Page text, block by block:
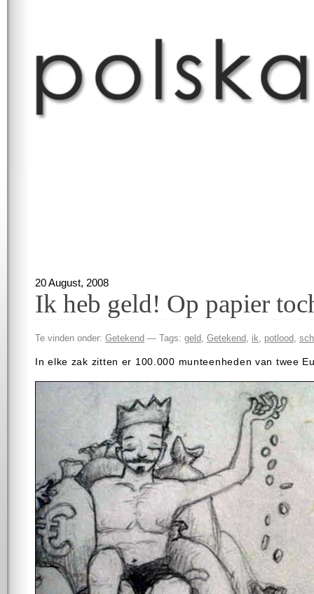
20 August, 2008
Ik heb geld! Op papier
Te vinden onder: Getekend — Tags: geld Getekend ik potlood
In elke zak zitten er 100.000 munteenheden van twee